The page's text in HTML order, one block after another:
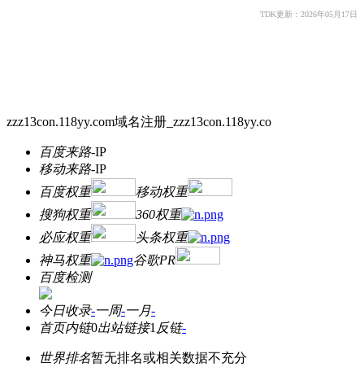
TDK更新：2026年05月17日
zzz13con.118yy.com域名注册_zzz13con.118yy.co
百度来路-IP
移动来路-IP
百度权重
移动权重
搜狗权重
360权重
必应权重
头条权重
神马权重
谷歌PR
百度检测
今日收录-一周-一月-
首页内链0出站链接1 反链-
世界排名暂无排名或相关数据不充分